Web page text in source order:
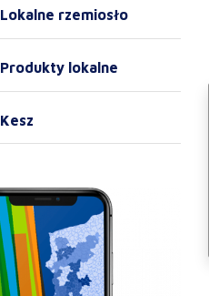
Lokalne rzemiosło
Produkty lokalne
Kesz